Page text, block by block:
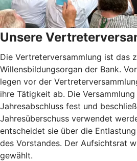
Unsere
Die Vertreterversammlung ist das
Willensbildungsorgan der Bank.
legen vor der
ihre Tätigkeit ab. Die
Jahresabschluss fest und
Jahresüberschuss verwendet
entscheidet sie über die
des Vorstandes. Der Aufsichtsrat
gewählt.